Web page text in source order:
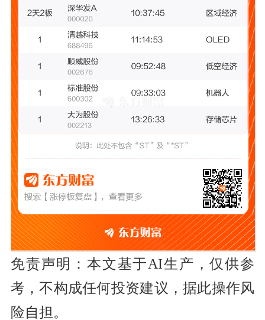
免责声明：本文基于AI生产，仅供参
考，不构成任何投资建议，据此操作风
险自担。